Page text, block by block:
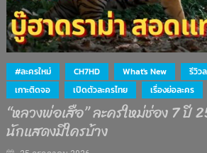
#ละครใหม่ CH7HD What's New รีวิว
เกาะติดจอ
เปิดตัวละครไทย เรื่องย่อละคร
“หลวงพ่อเสือ” ละครใหม่ช่อง 7 ปี
นักแสดงมีใครบ้าง